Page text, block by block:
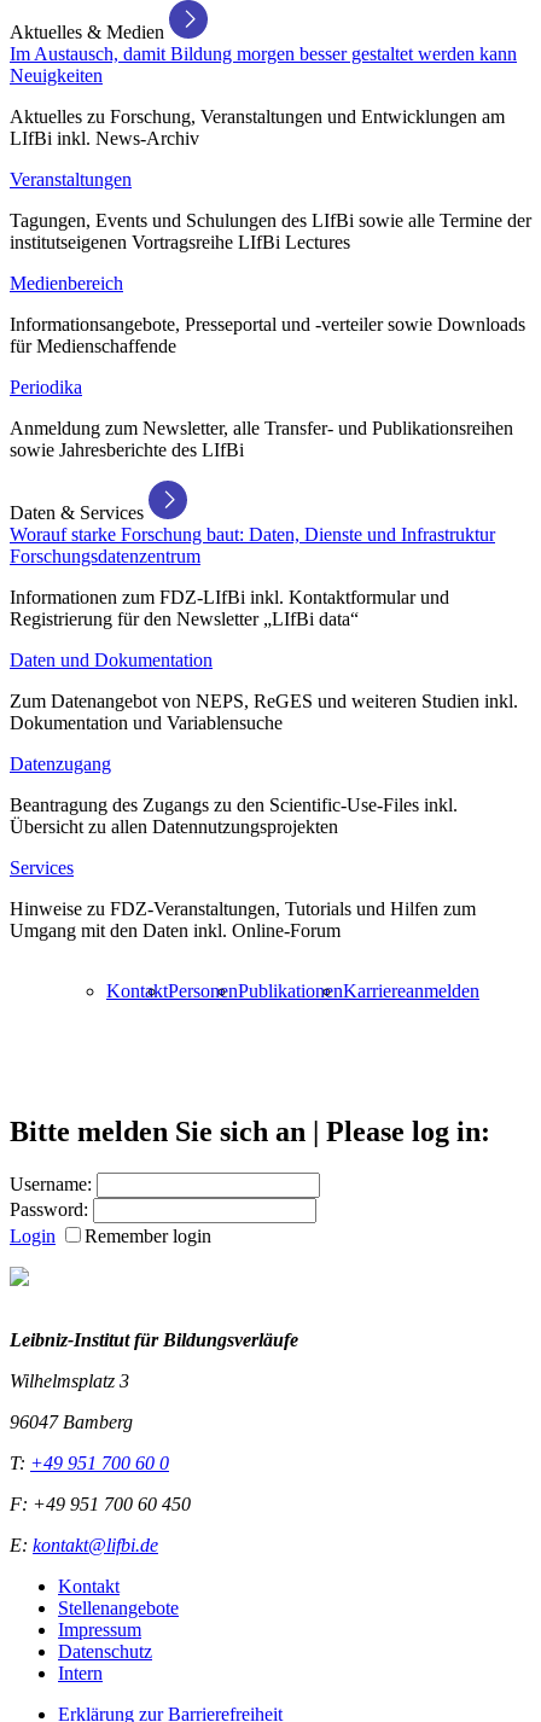
Aktuelles & Medien
Im Austausch, damit Bildung morgen besser gestaltet werden kann
Neuigkeiten
Aktuelles zu Forschung, Veranstaltungen und Entwicklungen am
LIfBi inkl. News-Archiv
Veranstaltungen
Tagungen, Events und Schulungen des LIfBi sowie alle Termine der
institutseigenen Vortragsreihe LIfBi Lectures
Medienbereich
Informationsangebote, Presseportal und -verteiler sowie Downloads
für Medienschaffende
Periodika
Anmeldung zum Newsletter, alle Transfer- und Publikationsreihen
sowie Jahresberichte des LIfBi
Daten & Services
Worauf starke Forschung baut: Daten, Dienste und Infrastruktur
Forschungsdatenzentrum
Informationen zum FDZ-LIfBi inkl. Kontaktformular und
Registrierung für den Newsletter „LIfBi data“
Daten und Dokumentation
Zum Datenangebot von NEPS, ReGES und weiteren Studien inkl.
Dokumentation und Variablensuche
Datenzugang
Beantragung des Zugangs zu den Scientific-Use-Files inkl.
Übersicht zu allen Datennutzungsprojekten
Services
Hinweise zu FDZ-Veranstaltungen, Tutorials und Hilfen zum
Umgang mit den Daten inkl. Online-Forum
KontaktPersonenPublikationenKarriereanmelden
Bitte melden Sie sich an | Please log in:
Username:
Password:
Login
Remember login
Leibniz-Institut für Bildungsverläufe
Wilhelmsplatz 3
96047 Bamberg
T: +49 951 700 60 0
F: +49 951 700 60 450
E: kontakt@lifbi.de
Kontakt
Stellenangebote
Impressum
Datenschutz
Intern
Erklärung zur Barrierefreiheit